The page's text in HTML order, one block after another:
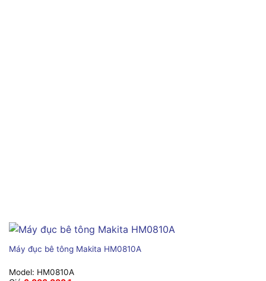
Máy đục bê tông Makita HM0810A
Model: HM0810A